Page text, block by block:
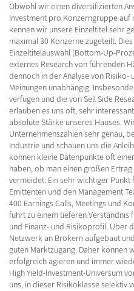
Obwohl wir einen diversifizierten
Investment pro Konzerngruppe auf
kennen wir unsere Einzeltitel sehr
maximal 30 Konzerne zugeteilt.
Einzeltitelauswahl (Bottom-Up-
externes Research von führenden
dennoch in der Analyse von
Meinungen unabhängig.
verfügen und die von Sell Side
erlauben es uns oft, sehr
absolute Stärke unseres Hauses.
Unternehmenszahlen sehr genau,
Industrie und schauen uns die
können kleine Datenpunkte oft
haben, ob man einen großen
vermeidet. Ein sehr wichtiger
Emittenten und den Management
400 Earnings Calls, Meetings und
führt zu einem tieferen
und Finanz- und Risikoprofil. Über
Netzwerk an Brokern aufgebaut
guten Marktzugang. Daher können
erfolgreich agieren und immer
High Yield-Investment-Universum
uns, in dieser Risikoklasse selektiv